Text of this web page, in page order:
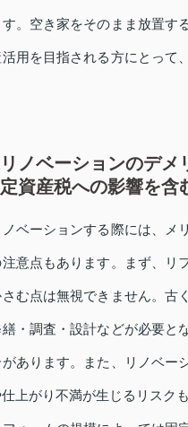
。空き家をそのまま放置す
活用を目指される方にとって
ノベーションのデメ
資産税への影響を含
ベーションする際には、メ
意点もあります。まず、リ
む点は無視できません。古
・調査・設計などが必要と
があります。また、リノベー
上がり不満が生じるリスク